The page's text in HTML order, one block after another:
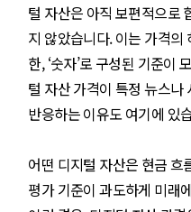
털 자산은 아직 보편적으로
지 않았습니다. 이는 가격
한, ‘숫자’로 구성된 기준이
털 자산 가격이 특정 뉴스
반응하는 이유도 여기에 있
어떤 디지털 자산은 현금 흐
평가 기준이 과도하게 미래